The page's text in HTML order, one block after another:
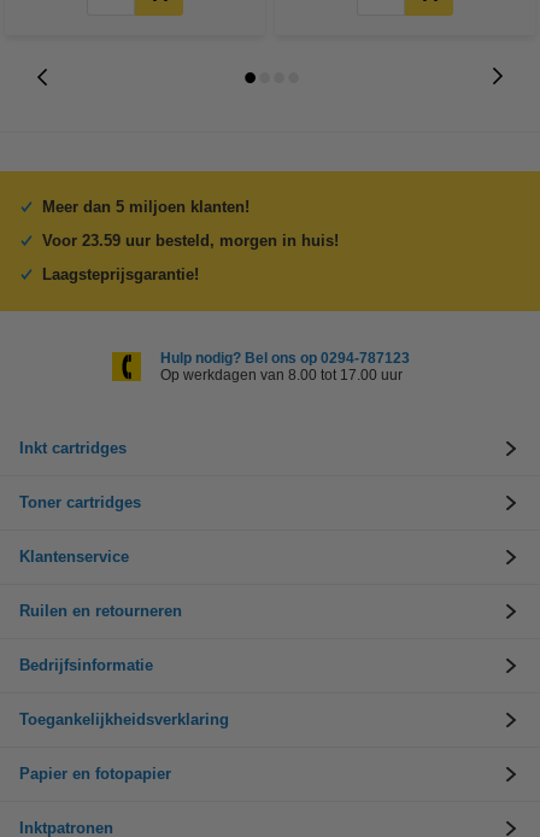
Meer dan 5 miljoen klanten!
Voor 23.59 uur besteld, morgen in huis!
Laagsteprijsgarantie!
Hulp nodig? Bel ons op 0294-787123
Op werkdagen van 8.00 tot 17.00 uur
Inkt cartridges
Toner cartridges
Klantenservice
Ruilen en retourneren
Bedrijfsinformatie
Toegankelijkheidsverklaring
Papier en fotopapier
Inktpatronen